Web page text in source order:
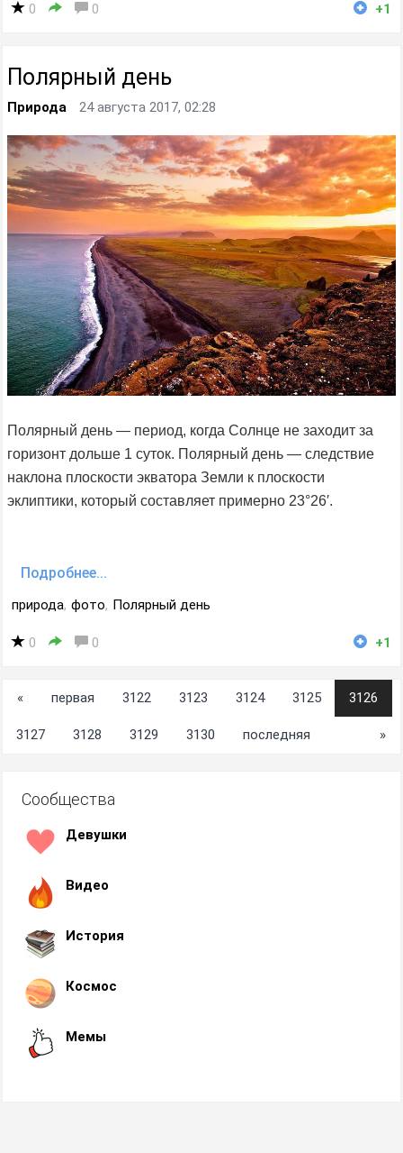
0 0 +1
Полярный день
Природа 24 августа 2017, 02:28
Полярный день — период, когда Солнце не заходит за
горизонт дольше 1 суток. Полярный день — следствие
наклона плоскости экватора Земли к плоскости
эклиптики, который составляет примерно 23°26′.
Подробнее...
природа, фото, Полярный день
0 0 +1
« первая 3122 3123 3124 3125 3126
3127 3128 3129 3130 последняя »
Сообщества
Девушки
Видео
История
Космос
Мемы